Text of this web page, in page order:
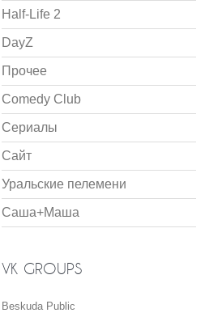
Half-Life 2
DayZ
Прочее
Comedy Club
Сериалы
Сайт
Уральские пелемени
Саша+Маша
VK GROUPS
Beskuda Public